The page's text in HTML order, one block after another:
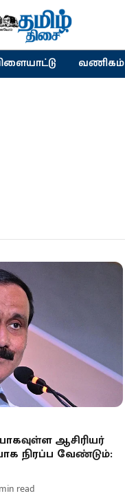
வணிகம்
ஆசிரியர்
நிரப்ப வேண்டும்:
min read